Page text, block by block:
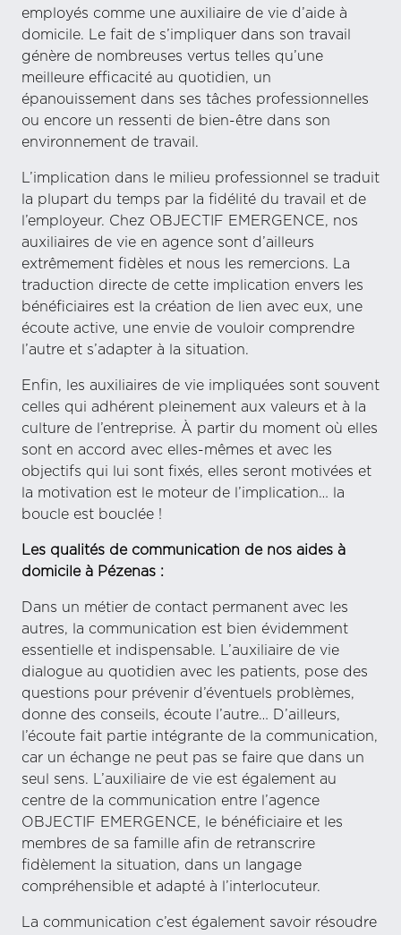
employés comme une auxiliaire de vie d’aide à
domicile. Le fait de s’impliquer dans son travail
génère de nombreuses vertus telles qu’une
meilleure efficacité au quotidien, un
épanouissement dans ses tâches professionnelles
ou encore un ressenti de bien-être dans son
environnement de travail.
L’implication dans le milieu professionnel se traduit
la plupart du temps par la fidélité du travail et de
l’employeur. Chez OBJECTIF EMERGENCE, nos
auxiliaires de vie en agence sont d’ailleurs
extrêmement fidèles et nous les remercions. La
traduction directe de cette implication envers les
bénéficiaires est la création de lien avec eux, une
écoute active, une envie de vouloir comprendre
l’autre et s’adapter à la situation.
Enfin, les auxiliaires de vie impliquées sont souvent
celles qui adhérent pleinement aux valeurs et à la
culture de l’entreprise. À partir du moment où elles
sont en accord avec elles-mêmes et avec les
objectifs qui lui sont fixés, elles seront motivées et
la motivation est le moteur de l’implication… la
boucle est bouclée !
Les qualités de communication de nos aides à
domicile à Pézenas :
Dans un métier de contact permanent avec les
autres, la communication est bien évidemment
essentielle et indispensable. L’auxiliaire de vie
dialogue au quotidien avec les patients, pose des
questions pour prévenir d’éventuels problèmes,
donne des conseils, écoute l’autre… D’ailleurs,
l’écoute fait partie intégrante de la communication,
car un échange ne peut pas se faire que dans un
seul sens. L’auxiliaire de vie est également au
centre de la communication entre l’agence
OBJECTIF EMERGENCE, le bénéficiaire et les
membres de sa famille afin de retranscrire
fidèlement la situation, dans un langage
compréhensible et adapté à l’interlocuteur.
La communication c’est également savoir résoudre